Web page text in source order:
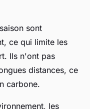
sont
ce qui limite les
Ils n'ont pas
distances, ce
carbone.
les